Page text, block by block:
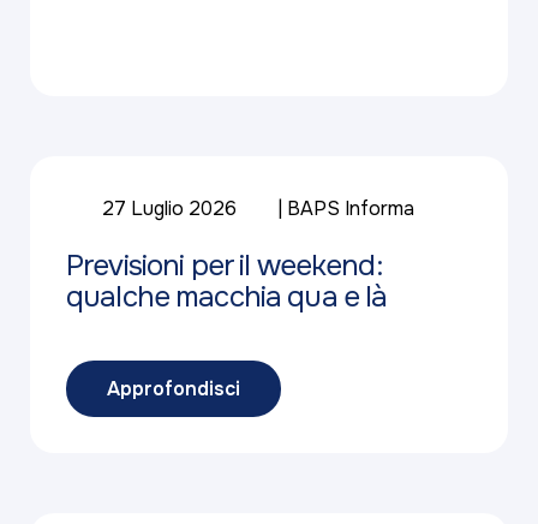
27 Luglio 2026 BAPS Informa
Previsioni per il weekend:
qualche macchia qua e là
Approfondisci